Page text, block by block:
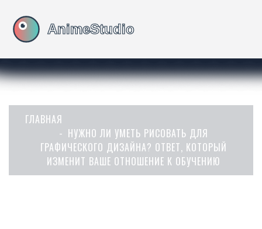
ГЛАВНАЯ
НУЖНО ЛИ УМЕТЬ РИСОВАТЬ ДЛЯ
ГРАФИЧЕСКОГО ДИЗАЙНА? ОТВЕТ, КОТОРЫЙ
ИЗМЕНИТ ВАШЕ ОТНОШЕНИЕ К ОБУЧЕНИЮ